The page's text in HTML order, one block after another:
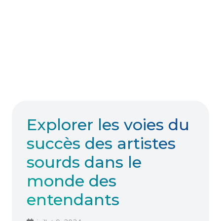
Explorer les voies du
succès des artistes
sourds dans le
monde des
entendants